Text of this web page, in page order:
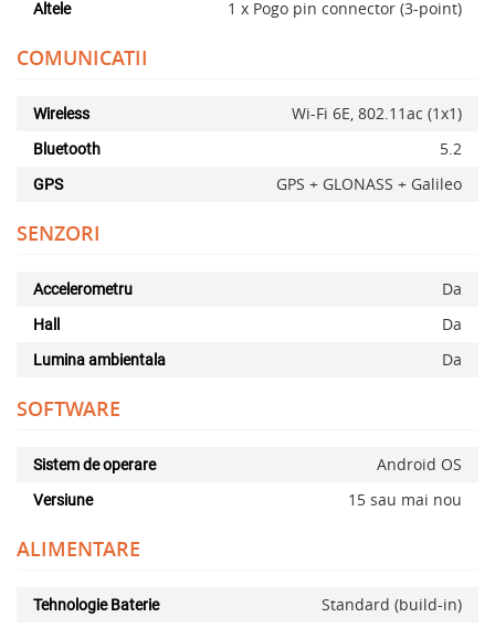
Altele 1 x Pogo pin connector (3-point)
COMUNICATII
Wireless Wi-Fi 6E, 802.11ac (1x1)
Bluetooth 5.2
GPS GPS + GLONASS + Galileo
SENZORI
Accelerometru Da
Hall Da
Lumina ambientala Da
SOFTWARE
Sistem de operare Android OS
Versiune 15 sau mai nou
ALIMENTARE
Tehnologie Baterie Standard (build-in)